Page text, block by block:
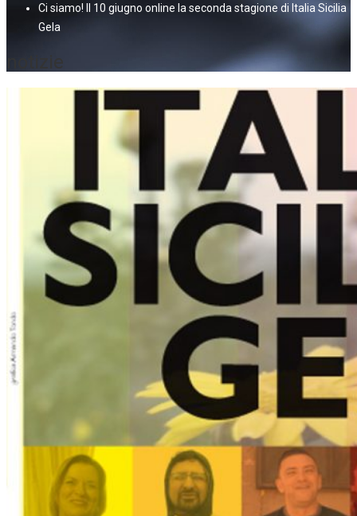
Ci siamo! Il 10 giugno online la seconda stagione di Italia Sicilia
Gela